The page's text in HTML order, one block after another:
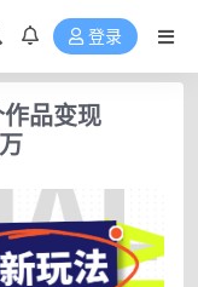
登录
品变现